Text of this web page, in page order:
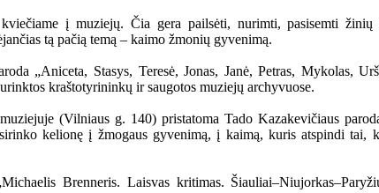
į muziejų. Čia gera pailsėti, nurimti, pasisemti
tą pačią temą – kaimo žmonių gyvenimą.
„Aniceta, Stasys, Teresė, Jonas, Janė, Petras, Mykolas,
kraštotyrininkų ir saugotos muziejų archyvuose.
(Vilniaus g. 140) pristatoma Tado Kazakevičiaus
kelionę į žmogaus gyvenimą, į kaimą, kuris atspindi
Brenneris. Laisvas kritimas.